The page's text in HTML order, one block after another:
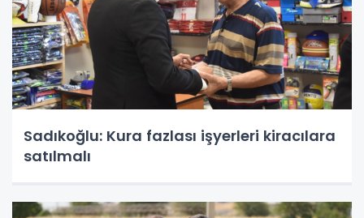
Sadıkoğlu: Kura fazlası işyerleri kiracılara
satılmalı